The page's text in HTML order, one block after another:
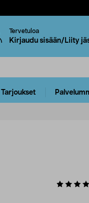
Tervetuloa
Kirjaudu sisään/Liity
Tarjoukset